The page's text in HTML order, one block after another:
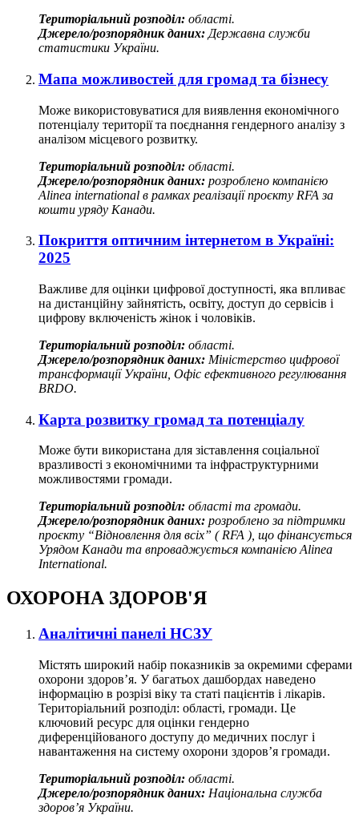
Територіальний розподіл: області.
Джерело/розпорядник даних: Державна служби
статистики України.
Мапа можливостей для громад та бізнесу
Може використовуватися для виявлення економічного
потенціалу території та поєднання гендерного аналізу з
аналізом місцевого розвитку.
Територіальний розподіл: області.
Джерело/розпорядник даних: розроблено компанією
Alinea international в рамках реалізації проєкту RFA за
кошти уряду Канади.
Покриття оптичним інтернетом в Україні:
2025
Важливе для оцінки цифрової доступності, яка впливає
на дистанційну зайнятість, освіту, доступ до сервісів і
цифрову включеність жінок і чоловіків.
Територіальний розподіл: області.
Джерело/розпорядник даних: Міністерство цифрової
трансформації України, Офіс ефективного регулювання
BRDO.
Карта розвитку громад та потенціалу
Може бути використана для зіставлення соціальної
вразливості з економічними та інфраструктурними
можливостями громади.
Територіальний розподіл: області та громади.
Джерело/розпорядник даних: розроблено за підтримки
проєкту “Відновлення для всіх” ( RFA ), що фінансується
Урядом Канади та впроваджується компанією Alinea
International.
ОХОРОНА ЗДОРОВ'Я
Аналітичні панелі НСЗУ
Містять широкий набір показників за окремими сферами
охорони здоров’я. У багатьох дашбордах наведено
інформацію в розрізі віку та статі пацієнтів і лікарів.
Територіальний розподіл: області, громади. Це
ключовий ресурс для оцінки гендерно
диференційованого доступу до медичних послуг і
навантаження на систему охорони здоров’я громади.
Територіальний розподіл: області.
Джерело/розпорядник даних: Національна служба
здоров’я України.